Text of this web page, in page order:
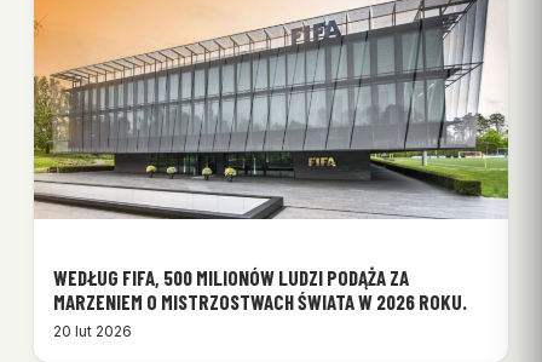
WEDŁUG FIFA, 500 MILIONÓW LUDZI PODĄŻA ZA
MARZENIEM O MISTRZOSTWACH ŚWIATA W 2026 ROKU.
20 lut 2026